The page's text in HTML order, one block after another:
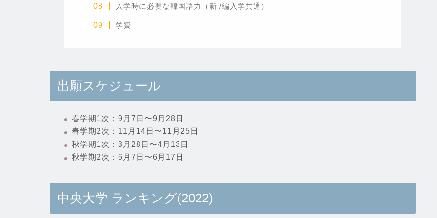
入学時に必要な韓国語力（新 /編入学共通）
学費
出願スケジュール
春学期1次：9月7日〜9月28日
春学期2次：11月14日〜11月25日
秋学期1次：3月28日〜4月13日
秋学期2次：6月7日〜6月17日
中央大学 ランキング(2022)